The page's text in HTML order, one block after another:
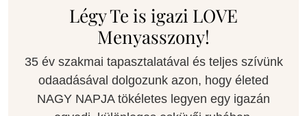
Légy Te is igazi LOVE
Menyasszony!
35 év szakmai tapasztalatával és teljes szívünk
odaadásával dolgozunk azon, hogy életed
NAGY NAPJA tökéletes legyen egy igazán